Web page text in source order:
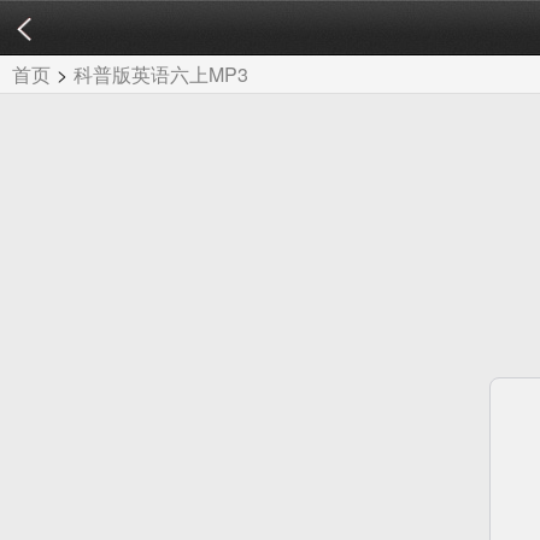
首页 > 科普版英语六上MP3